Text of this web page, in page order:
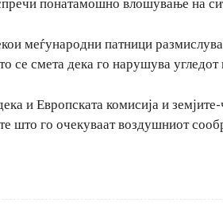
меѓународни патници
се смета дека го нарушува
и Европската комисија и
што го очекуваат воздушниот